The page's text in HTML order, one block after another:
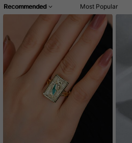
Recommended Most Popular